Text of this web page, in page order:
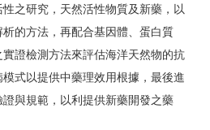
之研究，天然活性物質及新藥，以
的方法，再配合基因體、蛋白質
證檢測方法來評估海洋天然物的抗
式以提供中藥理效用根據，最後進
與規範，以利提供新藥開發之藥